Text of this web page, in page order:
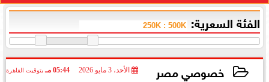
الفئة السعرية:
خصوصي مصر الأحد، 3 مايو 2026 05:44 مـ بتوقيت القاهرة